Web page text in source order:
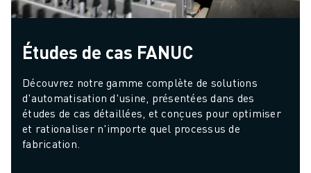
Études de cas FANUC
Découvrez notre gamme complète de solutions
d'automatisation d'usine, présentées dans des
études de cas détaillées, et conçues pour optimiser
et rationaliser n'importe quel processus de
fabrication.